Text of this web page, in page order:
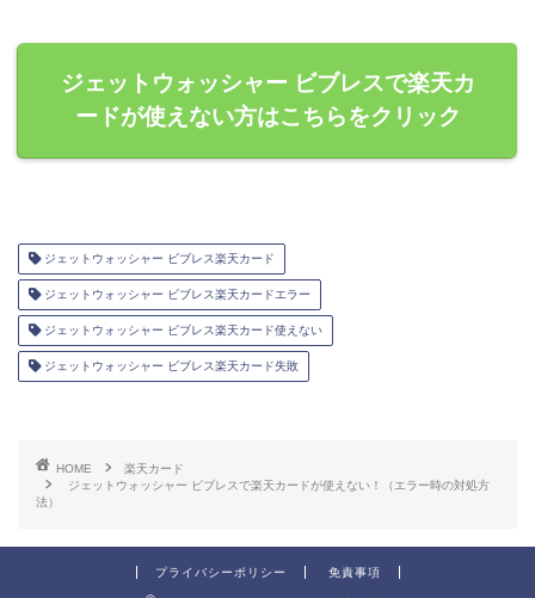
ジェットウォッシャー ビブレスで楽天カ
ードが使えない方はこちらをクリック
ジェットウォッシャー ビブレス楽天カード
ジェットウォッシャー ビブレス楽天カードエラー
ジェットウォッシャー ビブレス楽天カード使えない
ジェットウォッシャー ビブレス楽天カード失敗
HOME
楽天カード
ジェットウォッシャー ビブレスで楽天カードが使えない！（エラー時の対処方
法）
プライバシーポリシー 免責事項